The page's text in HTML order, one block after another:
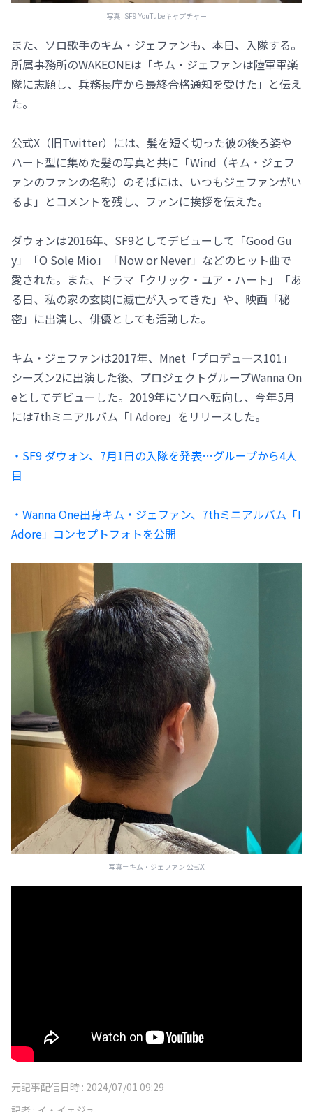
写真=SF9 YouTubeキャプチャー
また、ソロ歌手のキム・ジェファンも、本日、入隊する。
所属事務所のWAKEONEは「キム・ジェファンは陸軍軍楽
隊に志願し、兵務長庁から最終合格通知を受けた」と伝え
た。
公式X（旧Twitter）には、髪を短く切った彼の後ろ姿や
ハート型に集めた髪の写真と共に「Wind（キム・ジェフ
ァンのファンの名称）のそばには、いつもジェファンがい
るよ」とコメントを残し、ファンに挨拶を伝えた。
ダウォンは2016年、SF9としてデビューして「Good Gu
y」「O Sole Mio」「Now or Never」などのヒット曲で
愛された。また、ドラマ「クリック・ユア・ハート」「あ
る日、私の家の玄関に滅亡が入ってきた」や、映画「秘
密」に出演し、俳優としても活動した。
キム・ジェファンは2017年、Mnet「プロデュース101」
シーズン2に出演した後、プロジェクトグループWanna On
eとしてデビューした。2019年にソロへ転向し、今年5月
には7thミニアルバム「I Adore」をリリースした。
・SF9 ダウォン、7月1日の入隊を発表…グループから4人
目
・Wanna One出身キム・ジェファン、7thミニアルバム「I
Adore」コンセプトフォトを公開
写真＝キム・ジェファン 公式X
元記事配信日時 : 2024/07/01 09:29